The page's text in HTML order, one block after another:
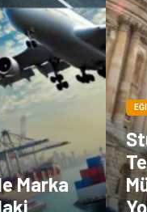
Marka